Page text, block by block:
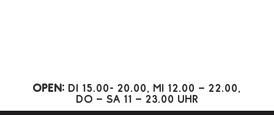
Open: Di 15.00- 20.00, Mi 12.00 – 22.00,
Do – Sa 11 – 23.00 Uhr